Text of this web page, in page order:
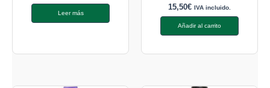
Leer más
15,50€ IVA incluido.
Añadir al carrito